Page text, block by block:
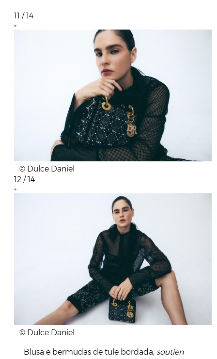
11 / 14
© Dulce Daniel
12 / 14
© Dulce Daniel
Blusa e bermudas de tule bordada, soutien